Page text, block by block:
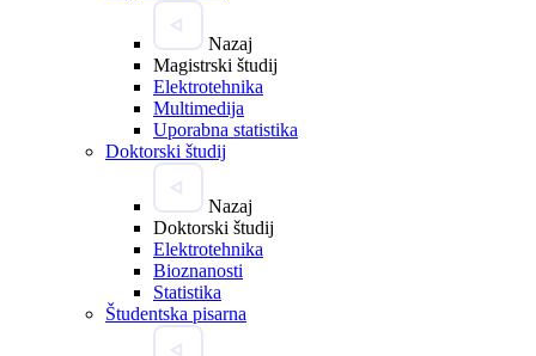
Nazaj
Magistrski študij
Elektrotehnika
Multimedija
Uporabna statistika
Doktorski študij
Nazaj
Doktorski študij
Elektrotehnika
Bioznanosti
Statistika
Študentska pisarna